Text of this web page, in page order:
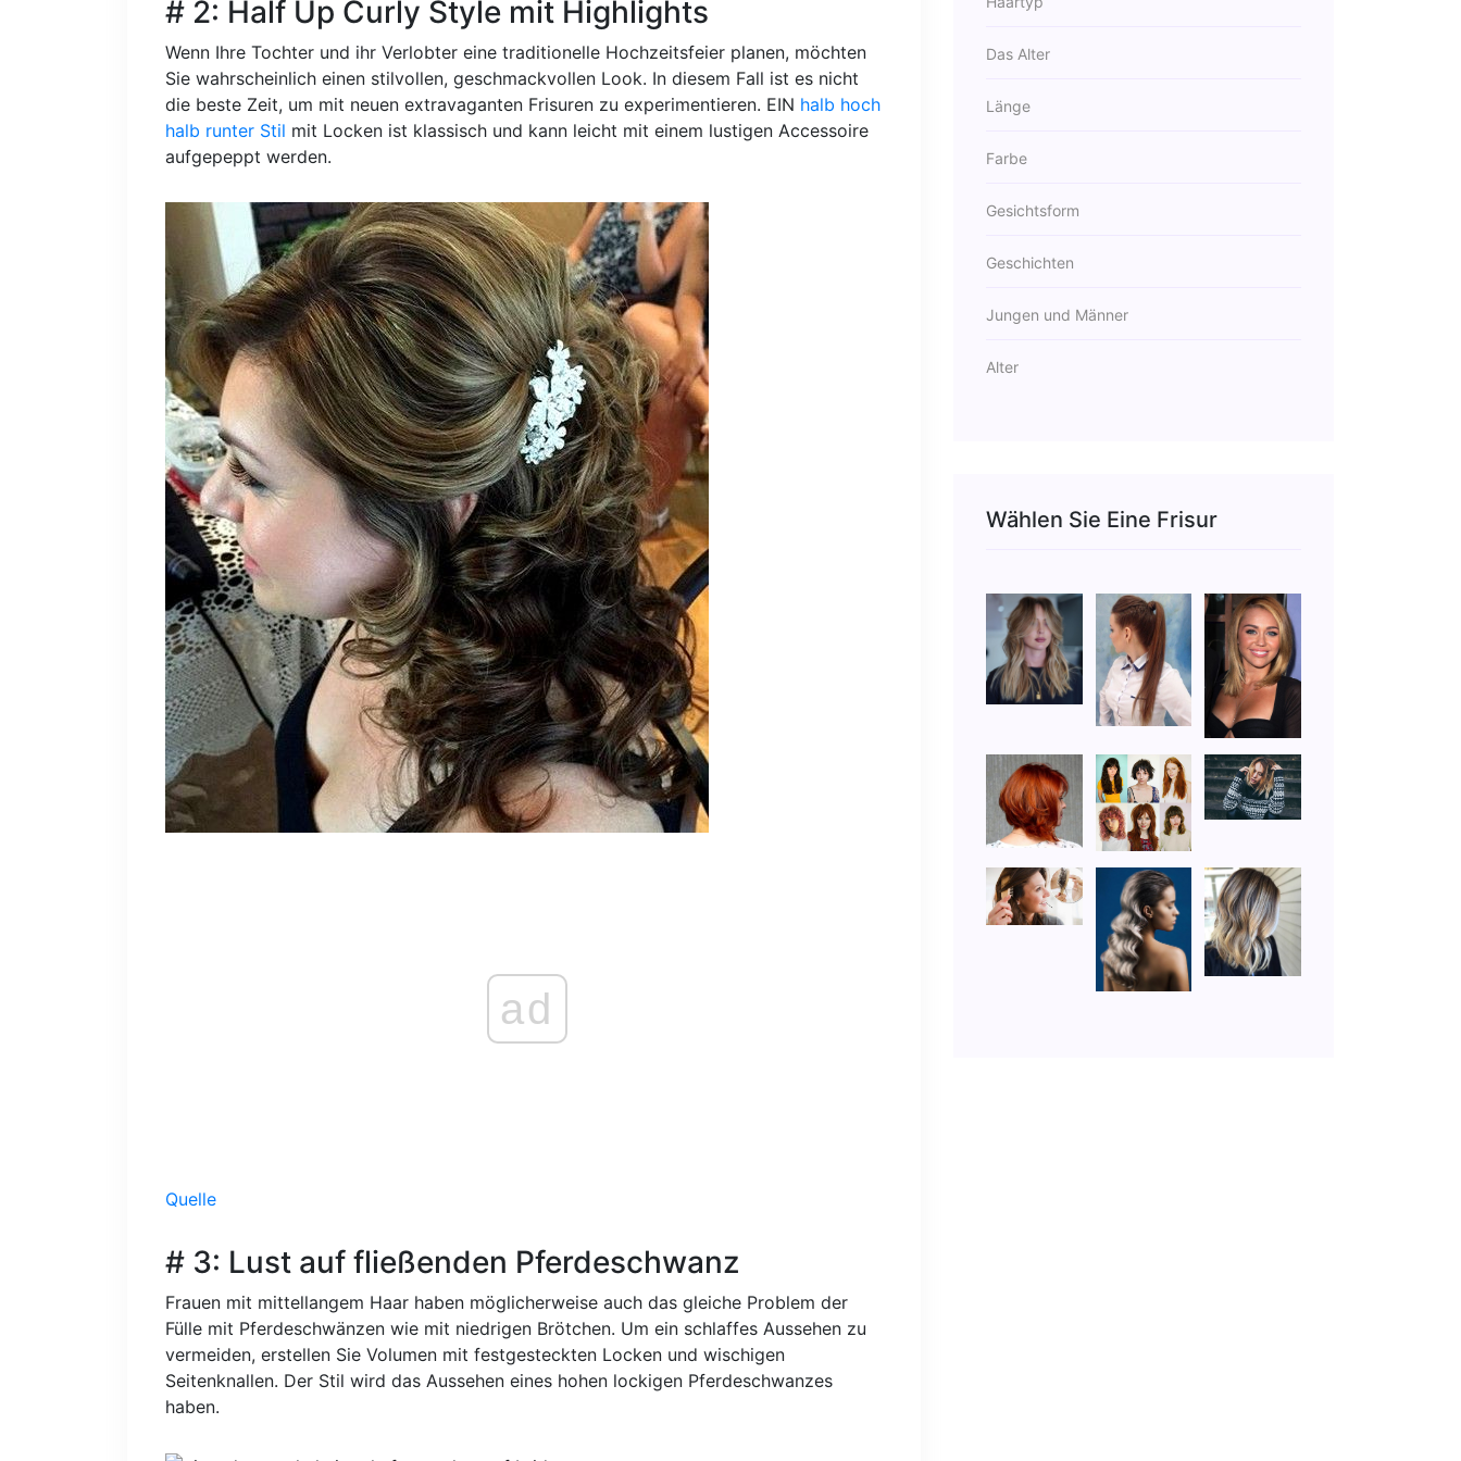
# 2: Half Up Curly Style mit Highlights
Wenn Ihre Tochter und ihr Verlobter eine traditionelle Hochzeitsfeier planen, möchten
Sie wahrscheinlich einen stilvollen, geschmackvollen Look. In diesem Fall ist es nicht
die beste Zeit, um mit neuen extravaganten Frisuren zu experimentieren. EIN halb hoch
halb runter Stil mit Locken ist klassisch und kann leicht mit einem lustigen Accessoire
aufgepeppt werden.
ad
Quelle
# 3: Lust auf fließenden Pferdeschwanz
Frauen mit mittellangem Haar haben möglicherweise auch das gleiche Problem der
Fülle mit Pferdeschwänzen wie mit niedrigen Brötchen. Um ein schlaffes Aussehen zu
vermeiden, erstellen Sie Volumen mit festgesteckten Locken und wischigen
Seitenknallen. Der Stil wird das Aussehen eines hohen lockigen Pferdeschwanzes
haben.
Das Alter
Länge
Farbe
Gesichtsform
Geschichten
Jungen und Männer
Alter
Wählen Sie Eine Frisur